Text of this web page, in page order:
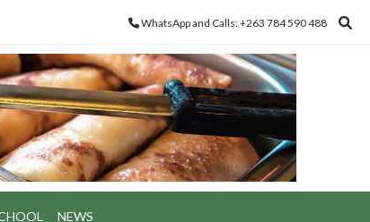
WhatsApp and Calls: +263 784 590 488
NEWS